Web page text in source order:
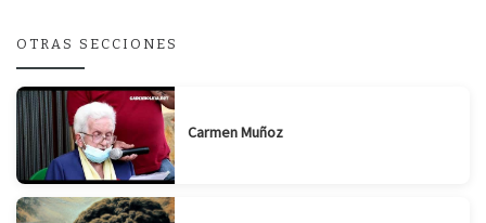
OTRAS SECCIONES
Carmen Muñoz